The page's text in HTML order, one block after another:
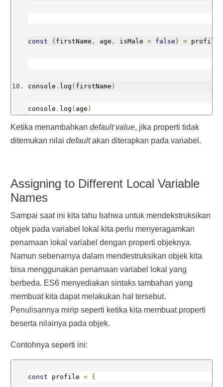
const {firstName , age , isMale = false} = profile
console . log ( firstName )
console . log ( age )
console. log (isMale)
John
18
false
*/
Ketika menambahkandefault value, jika properti tidak
ditemukan nilaidefaultakan diterapkan pada variabel.
Assigning to Different Local Variable
Names
Sampai saat ini kita tahu bahwa untuk mendekstruksikan
objek pada variabel lokal kita perlu menyeragamkan
penamaan lokal variabel dengan properti objeknya.
Namun sebenarnya dalam mendestruksikan objek kita
bisa menggunakan penamaan variabel lokal yang
berbeda. ES6 menyediakan sintaks tambahan yang
membuat kita dapat melakukan hal tersebut.
Penulisannya mirip seperti ketika kita membuat properti
beserta nilainya pada objek.
Contohnya seperti ini:
const profile = {